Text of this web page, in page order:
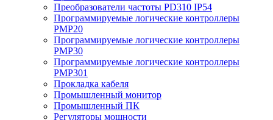
Преобразователи частоты PD310 IP54
Программируемые логические контроллеры
PMP20
Программируемые логические контроллеры
PMP30
Программируемые логические контроллеры
PMP301
Прокладка кабеля
Промышленный монитор
Промышленный ПК
Регуляторы мощности